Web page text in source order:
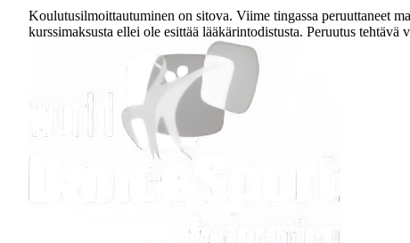
Koulutusilmoittautuminen on sitova. Viime tingassa peruuttaneet
kurssimaksusta ellei ole esittää lääkärintodistusta. Peruutus tehtävä